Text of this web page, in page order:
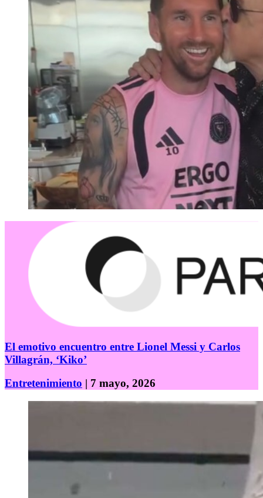
El emotivo encuentro entre Lionel Messi y Carlos
Villagrán, ‘Kiko’
Entretenimiento | 7 mayo, 2026